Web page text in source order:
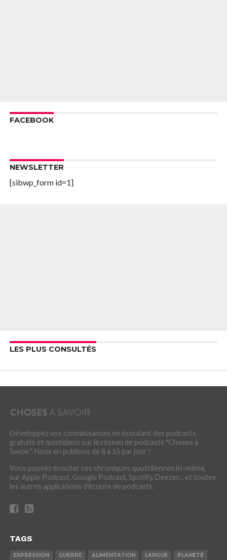
FACEBOOK
NEWSLETTER
[sibwp_form id=1]
LES PLUS CONSULTÉS
Développez vos connaissances en écoutant des podcasts
gratuits et quotidiens sur le réseau de podcasts "Choses à
Savoir". Nous en publions de 8 à 15 par jour !
Vous pouvez écouter ces chroniques quotidiennes ici-même,
sur Apple Podcast, Google Podcast, Spotify, Deezer... et toutes
les autres applications d'écoute de podcasts.
TAGS
EXPRESSION GUERRE ALIMENTATION LANGUE PLANETE